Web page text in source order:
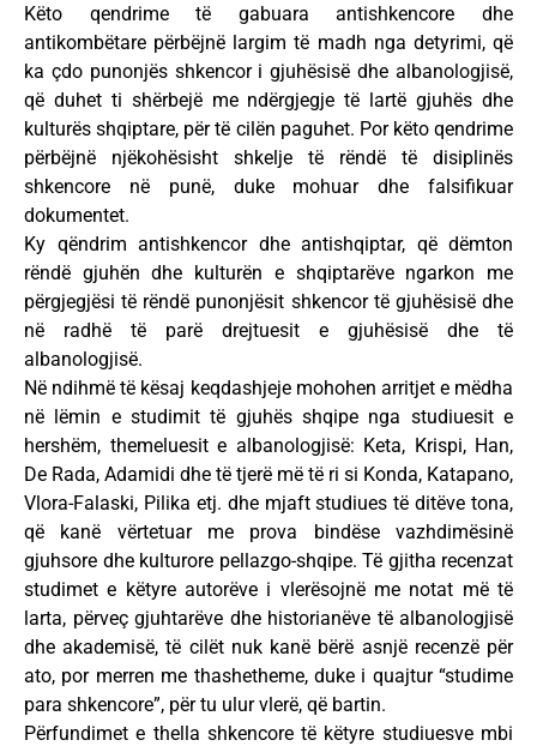
Këto qendrime të gabuara antishkencore dhe
antikombëtare përbëjnë largim të madh nga detyrimi, që
ka çdo punonjës shkencor i gjuhësisë dhe albanologjisë,
që duhet ti shërbejë me ndërgjegje të lartë gjuhës dhe
kulturës shqiptare, për të cilën paguhet. Por këto qendrime
përbëjnë njëkohësisht shkelje të rëndë të disiplinës
shkencore në punë, duke mohuar dhe falsifikuar
dokumentet.
Ky qëndrim antishkencor dhe antishqiptar, që dëmton
rëndë gjuhën dhe kulturën e shqiptarëve ngarkon me
përgjegjësi të rëndë punonjësit shkencor të gjuhësisë dhe
në radhë të parë drejtuesit e gjuhësisë dhe të
albanologjisë.
Në ndihmë të kësaj keqdashjeje mohohen arritjet e mëdha
në lëmin e studimit të gjuhës shqipe nga studiuesit e
hershëm, themeluesit e albanologjisë: Keta, Krispi, Han,
De Rada, Adamidi dhe të tjerë më të ri si Konda, Katapano,
Vlora-Falaski, Pilika etj. dhe mjaft studiues të ditëve tona,
që kanë vërtetuar me prova bindëse vazhdimësinë
gjuhsore dhe kulturore pellazgo-shqipe. Të gjitha recenzat
studimet e këtyre autorëve i vlerësojnë me notat më të
larta, përveç gjuhtarëve dhe historianëve të albanologjisë
dhe akademisë, të cilët nuk kanë bërë asnjë recenzë për
ato, por merren me thashetheme, duke i quajtur “studime
para shkencore”, për tu ulur vlerë, që bartin.
Përfundimet e thella shkencore të këtyre studiuesve mbi